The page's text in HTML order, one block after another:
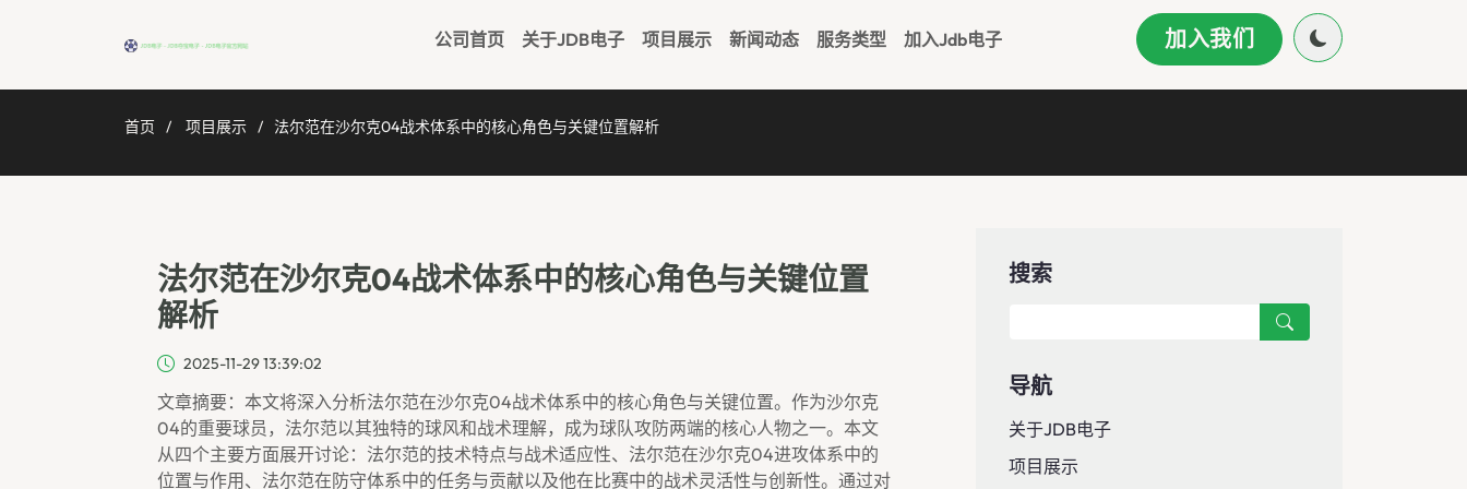
公司首页 关于JDB电子 项目展示 新闻动态 服务类型 加入jdb电子 加入我们
首页 项目展示 法尔范在沙尔克04战术体系中的核心角色与关键位置解析
法尔范在沙尔克04战术体系中的核心角色与关键位置
解析
2025-11-29 13:39:02
文章摘要：本文将深入分析法尔范在沙尔克04战术体系中的核心角色与关键位置。作为沙尔克
04的重要球员，法尔范以其独特的球风和战术理解，成为球队攻防两端的核心人物之一。本文
从四个主要方面展开讨论：法尔范的技术特点与战术适应性、法尔范在沙尔克04进攻体系中的
位置与作用、法尔范在防守体系中的任务与贡献以及他在比赛中的战术灵活性与创新性。通过对
搜索
导航
关于JDB电子
项目展示